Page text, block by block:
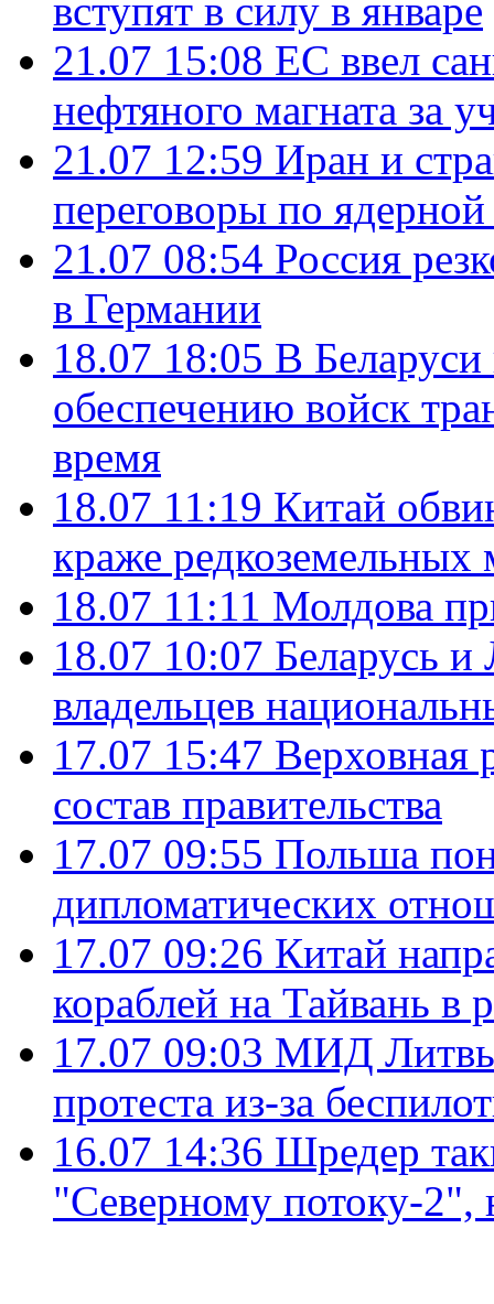
вступят в силу в январе
21.07 15:08 ЕС ввел
нефтяного магната за
21.07 12:59 Иран и
переговоры по
21.07 08:54 Россия
в Германии
18.07 18:05 В
обеспечению войск
время
18.07 11:19 Китай
краже редкоземельных
18.07 11:11 Молдова
18.07 10:07 Беларусь
владельцев
17.07 15:47 Верховная
состав правительства
17.07 09:55 Польша
дипломатических
17.07 09:26 Китай
кораблей на Тайвань в
17.07 09:03 МИД Литвы
протеста из-за
16.07 14:36 Шредер
"Северному потоку-2",